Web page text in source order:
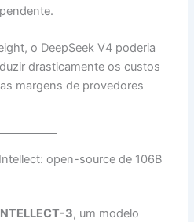
o DeepSeek V4 poderia
drasticamente os custos
margens de provedores
open-source de 106B
3, um modelo